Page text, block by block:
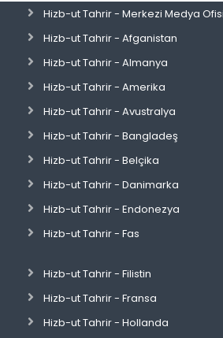
Hizb-ut Tahrir - Merkezi Medya Ofisi
Hizb-ut Tahrir - Afganistan
Hizb-ut Tahrir - Almanya
Hizb-ut Tahrir - Amerika
Hizb-ut Tahrir - Avustralya
Hizb-ut Tahrir - Bangladeş
Hizb-ut Tahrir - Belçika
Hizb-ut Tahrir - Danimarka
Hizb-ut Tahrir - Endonezya
Hizb-ut Tahrir - Fas
Hizb-ut Tahrir - Filistin
Hizb-ut Tahrir - Fransa
Hizb-ut Tahrir - Hollanda